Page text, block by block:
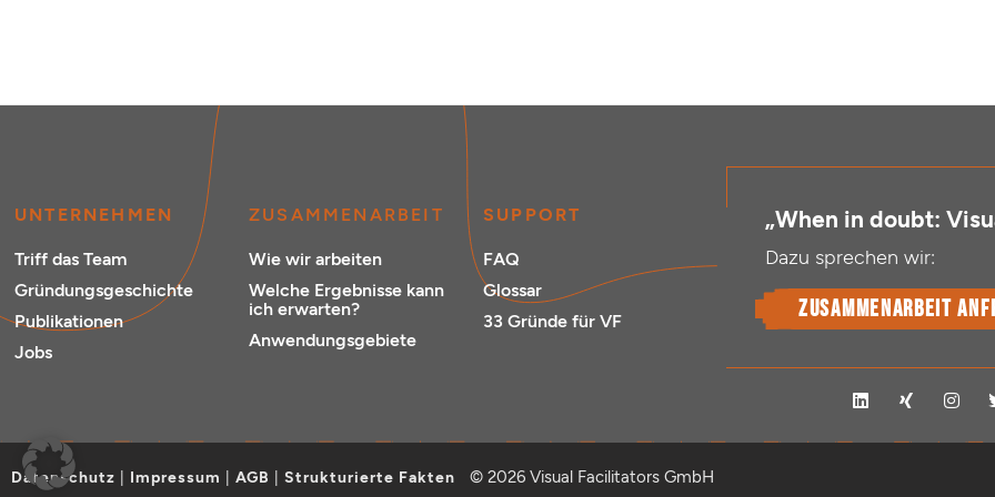
UNTERNEHMEN
Triff das Team
Gründungsgeschichte
Publikationen
Jobs
ZUSAMMENARBEIT
Wie wir arbeiten
Welche Ergebnisse kann
ich erwarten?
Anwendungsgebiete
SUPPORT
FAQ
Glossar
33 Gründe für VF
„When in doubt:
Dazu sprechen wir:
Zusammenarbeit
L
i
k
X
i
g
I
n
t
Datenschutz Impressum AGB Strukturierte Fakten © 2026 Visual Facilitators GmbH